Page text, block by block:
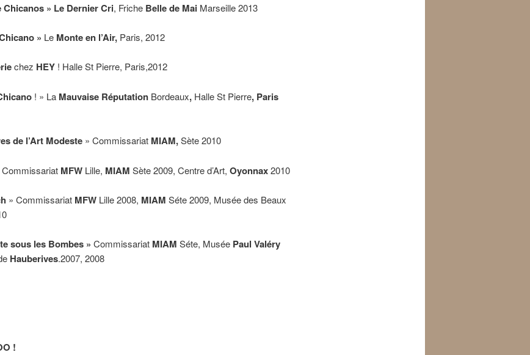
Chicanos » Le Dernier Cri, Friche Belle de MaiMarseille 2013
» Le Monte en l’Air,Paris, 2012
chez HEY ! Halle St Pierre, Paris,2012
! » La Mauvaise Réputation Bordeaux,Halle St Pierre, Paris
de l’Art Modeste » Commissariat MIAM,Sète 2010
Commissariat MFW Lille, MIAM Sète 2009, Centre d’Art, Oyonnax2010
» CommissariatMFWLille 2008, MIAM Séte 2009, Musée des Beaux
sous les Bombes » Commissariat MIAM Séte, Musée Paul Valéry
Hauberives.2007, 2008
!